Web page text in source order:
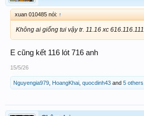
xuan 010485 nói: ↑
Không ai giống tui vậy tr. 11.16 xc 616.116.111
E cũng kết 116 lót 716 anh
15/5/26
Nguyengia979 HoangKhai quocdinh43 and 5 others